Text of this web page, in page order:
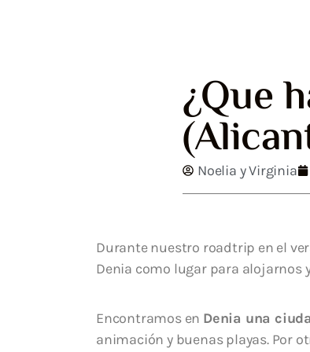
¿Que
Noelia y Virginia
Durante nuestro roadtrip en el
Denia como lugar para alojarnos
Encontramos en Denia una
animación y buenas playas. Por